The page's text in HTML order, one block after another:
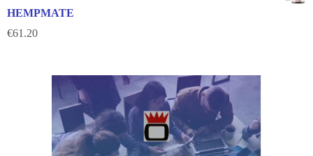
HEMPMATE
€61.20